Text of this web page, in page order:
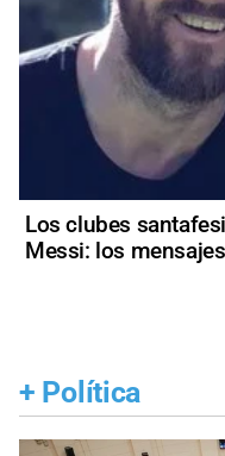
Los clubes
Messi: los
+ Política